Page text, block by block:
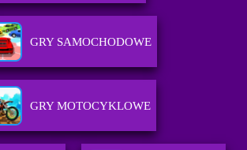
GRY SAMOCHODOWE
GRY MOTOCYKLOWE